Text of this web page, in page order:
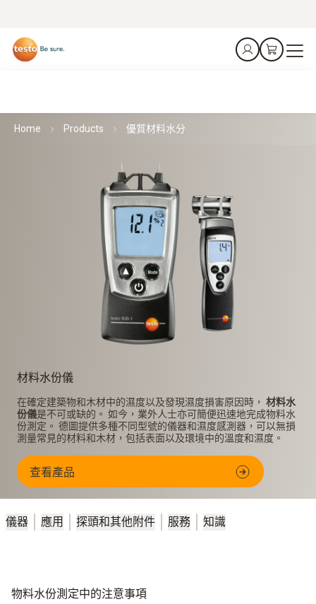
Home Products 優質材料水分
材料水份儀
在確定建築物和木材中的濕度以及發現濕度損害原因時， 材料水
份儀是不可或缺的。 如今，業外人士亦可簡便迅速地完成物料水
份測定。 德圖提供多種不同型號的儀器和濕度感測器，可以無損
測量常見的材料和木材，包括表面以及環境中的溫度和濕度。
查看產品
儀器 應用 探頭和其他附件 服務 知識
物料水份測定中的注意事項